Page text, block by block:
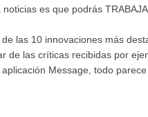
es que podrás
las 10 innovaciones más
de las críticas recibidas por
Message, todo